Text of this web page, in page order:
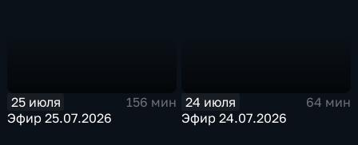
25 июля
156 мин
Эфир 25.07.2026
24 июля
64 мин
Эфир 24.07.2026